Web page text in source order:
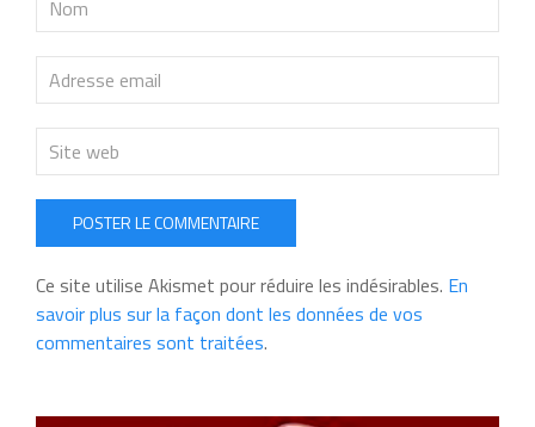
POSTER LE COMMENTAIRE
Ce site utilise Akismet pour réduire les indésirables. En
savoir plus sur la façon dont les données de vos
commentaires sont traitées.